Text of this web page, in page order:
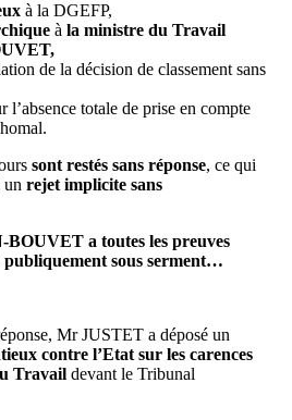
à la DGEFP,
à la ministre du Travail
,
de la décision de classement sans
l’absence totale de prise en compte
sont restés sans réponse, ce qui
un rejet implicite sans
a toutes les preuves
publiquement sous serment…
Mr JUSTET a déposé un
contre l’Etat sur les carences
Travail devant le Tribunal